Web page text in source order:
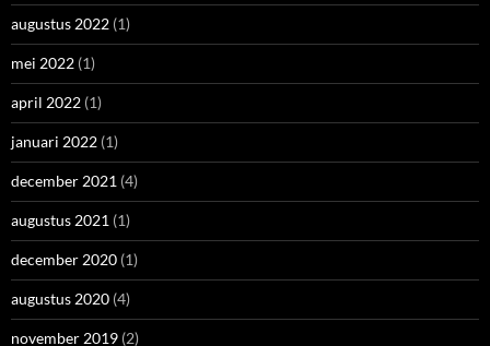
augustus 2022 (1)
mei 2022 (1)
april 2022 (1)
januari 2022 (1)
december 2021 (4)
augustus 2021 (1)
december 2020 (1)
augustus 2020 (4)
november 2019 (2)